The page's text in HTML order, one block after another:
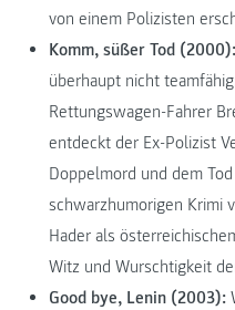
von einem Polizisten
Komm, süßer Tod (2000):
überhaupt nicht
Rettungswagen-Fahrer
entdeckt der Ex-Polizist
Doppelmord und dem
schwarzhumorigen Krimi
Hader als
Witz und Wurschtigkeit
Good bye, Lenin (2003):